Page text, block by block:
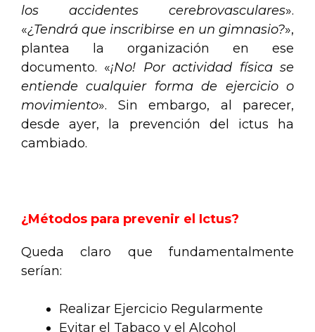
los accidentes cerebrovasculares».
«¿Tendrá que inscribirse en un gimnasio?»,
plantea la organización en ese
documento. «¡No! Por actividad física se
entiende cualquier forma de ejercicio o
movimiento». Sin embargo, al parecer,
desde ayer, la prevención del ictus ha
cambiado.
¿Métodos para prevenir el Ictus?
Queda claro que fundamentalmente
serían:
Realizar Ejercicio Regularmente
Evitar el Tabaco y el Alcohol